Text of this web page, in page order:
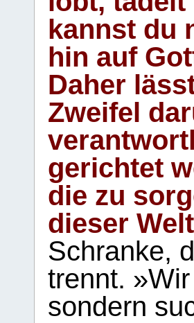
kannst du
hin auf
Daher
Zweifel
gerichtet
die zu
dieser
Schranke,
trennt.
sondern